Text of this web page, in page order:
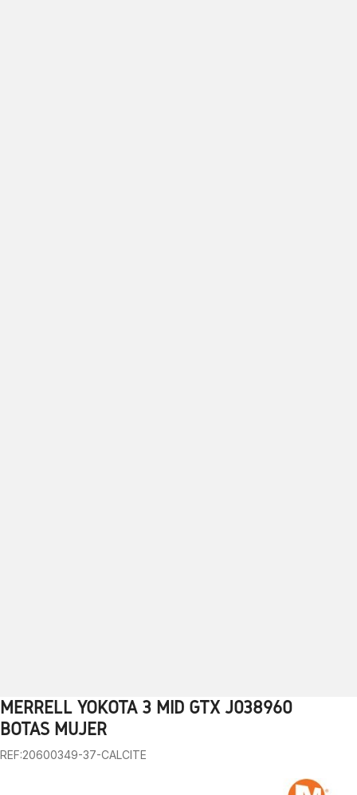
1 2 3 4 5 6 7 8 9
MERRELL YOKOTA 3 MID GTX J038960
BOTAS MUJER
REF:20600349-37-CALCITE